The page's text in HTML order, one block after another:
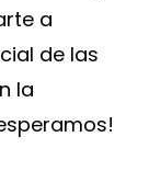
a
de las
la